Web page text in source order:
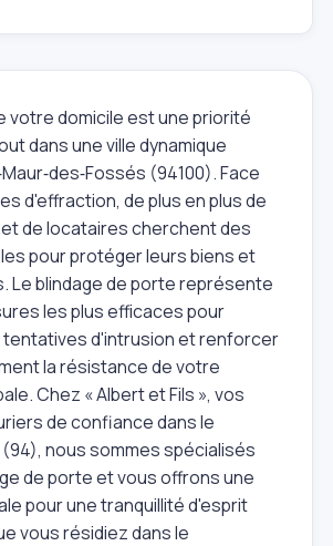
votre domicile est une priorité
dans une ville dynamique
(94100). Face
d'effraction, de plus en plus de
de locataires cherchent des
pour protéger leurs biens et
Le blindage de porte représente
les plus efficaces pour
tentatives d'intrusion et renforcer
la résistance de votre
Chez « Albert et Fils », vos
de confiance dans le
(94), nous sommes spécialisés
de porte et vous offrons une
pour une tranquillité d'esprit
vous résidiez dans le